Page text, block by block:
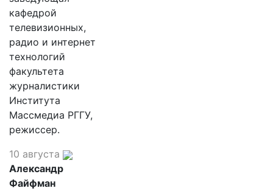
кафедрой
телевизионных,
радио и интернет
технологий
факультета
журналистики
Института
Массмедиа РГГУ,
режиссер.
10 августа
Александр
Файфман